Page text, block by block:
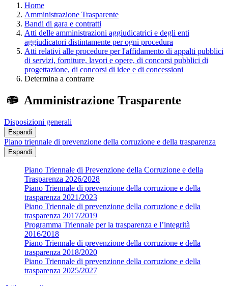
Home
Amministrazione Trasparente
Bandi di gara e contratti
Atti delle amministrazioni aggiudicatrici e degli enti
aggiudicatori distintamente per ogni procedura
Atti relativi alle procedure per l'affidamento di appalti pubblici
di servizi, forniture, lavori e opere, di concorsi pubblici di
progettazione, di concorsi di idee e di concessioni
Determina a contrarre
Amministrazione Trasparente
Disposizioni generali
Espandi
Piano triennale di prevenzione della corruzione e della trasparenza
Espandi
Piano Triennale di Prevenzione della Corruzione e della
Trasparenza 2026/2028
Piano Triennale di prevenzione della corruzione e della
trasparenza 2021/2023
Piano Triennale di prevenzione della corruzione e della
trasparenza 2017/2019
Programma Triennale per la trasparenza e l’integrità
2016/2018
Piano Triennale di prevenzione della corruzione e della
trasparenza 2018/2020
Piano Triennale di prevenzione della corruzione e della
trasparenza 2025/2027